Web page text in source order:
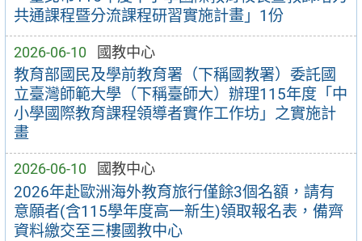
共通課程暨分流課程研習實施計畫」1份
2026-06-10 國教中心
教育部國民及學前教育署（下稱國教署）委託國
立臺灣師範大學（下稱臺師大）辦理115年度「中
小學國際教育課程領導者實作工作坊」之實施計
畫
2026-06-10 國教中心
2026年赴歐洲海外教育旅行僅餘3個名額，請有
意願者(含115學年度高一新生)領取報名表，備齊
資料繳交至三樓國教中心